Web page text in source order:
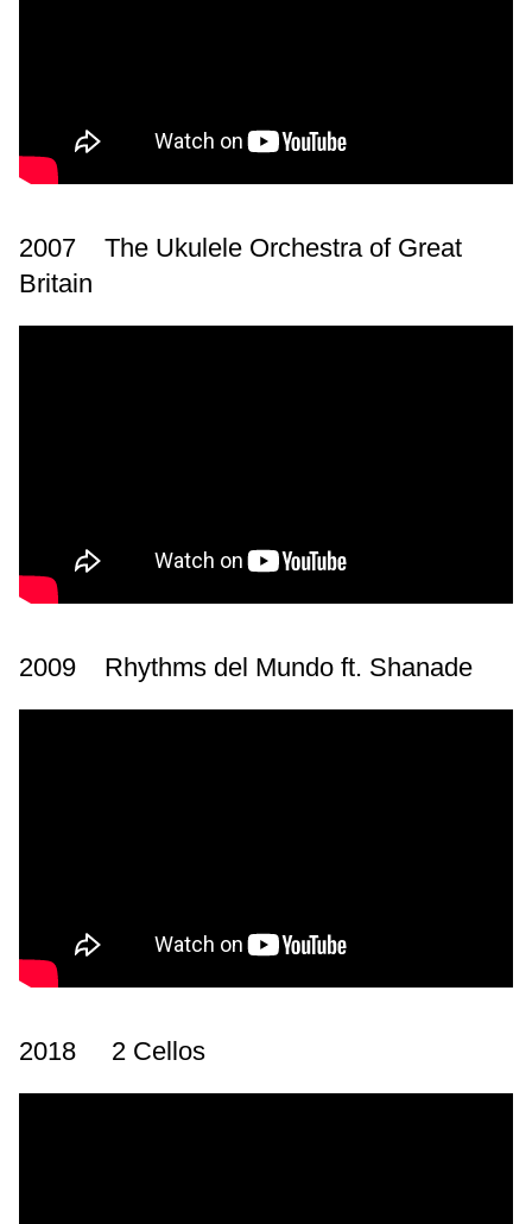
2007 The Ukulele Orchestra of Great
Britain
2009 Rhythms del Mundo ft. Shanade
2018 2 Cellos